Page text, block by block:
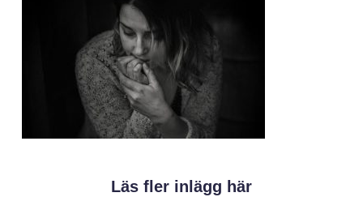
Läs fler inlägg här